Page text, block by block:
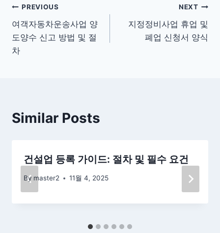
글
탐
색
PREVIOUS
여객자동차운송사업 양
도양수 신고 방법 및 절
차
NEXT
지정정비사업 휴업 및
폐업 신청서 양식
Similar Posts
건설업 등록 가이드: 절차 및 필수 요건
By master2 11월 4, 2025